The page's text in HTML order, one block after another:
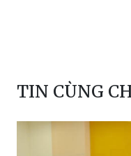
TIN CÙNG